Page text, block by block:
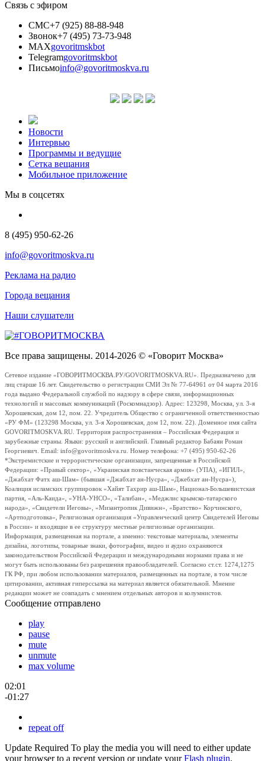
Связь с эфиром
СМС+7 (925) 88-88-948
Звонок+7 (495) 73-73-948
MAXgovoritmskbot
Telegramgovoritmskbot
Письмоinfo@govoritmoskva.ru
Новости
Интервью
Программы и ведущие
Сетка вещания
Мобильное приложение
Мы в соцсетях
8 (495) 950-62-26
info@govoritmoskva.ru
Реклама на радио
Города вещания
Наши слушатели
Все права защищены. 2014-2026 © «Говорит Москва»
Сетевое издание «ГОВОРИТМОСКВА.РУ/GOVORITMOSKVA.RU». Предназначено для
лиц старше 16 лет. Свидетельство о регистрации СМИ Эл № 77-64961 от 04 марта 2016
года выдано Федеральной службой по надзору в сфере связи, информационных
технологий и массовых коммуникаций (Роскомнадзор). Адрес: 123298, Москва, ул. 3-я
Хорошевская, дом 12, пом. 22. Учредитель Общество с ограниченной ответственностью
«РУ ФМ» (123298 Москва, ул. 3-я Хорошевская, дом 12, пом. 22). Доменное имя сайта
GOVORITMOSKVA.RU. Территория распространения – Российская Федерация и
зарубежные страны. Языки: русский и английский. Главный редактор Бабаян Роман
Георгиевич. Email: info@govoritmoskva.ru. Номер телефона: +7 (495) 950-62-26
*Экстремистские и террористические организации, запрещенные в Российской
Федерации: «Правый сектор», «Украинская повстанческая армия» (УПА), «ИГИЛ»,
«Джабхат Фатх аш-Шам» (бывшая «Джабхат ан-Нусра», «Джебхат ан-Нусра»),
Коалиция исламских группировок «Хайят Тахрир аш-Шам», Национал-Большевистская
партия, «Аль-Каида», «УНА-УНСО», «Талибан», «Меджлис крымско-татарского
народа», «Свидетели Иеговы», «Мизантропик Дивижн», «Братство» Корчинского,
«Артподготовка», Религиозная организация «Управленческий центр Свидетелей Иеговы
в России» и входящие в ее структуру местные религиозные организации.
Информация, размещенная на портале, а именно: текстовые материалы, элементы
дизайна, логотипы, товарные знаки, фотографии, видео и аудио охраняются
законодательством Российской Федерации и международными нормами права и не
могут быть использованы без разрешения правообладателей. Согласно ст.ст. 1274,1275
ГК РФ, при любом использовании материалов, размещенных на портале, в том числе
цитировании, активная гиперссылка на материал является обязательной. Мнение
редакции может не совпадать с мнением отдельных авторов и колумнистов.
Сообщение отправлено
play
pause
mute
unmute
max volume
02:01
-01:27
repeat off
Update Required To play the media you will need to either update
your browser to a recent version or update yourFlash plugin.